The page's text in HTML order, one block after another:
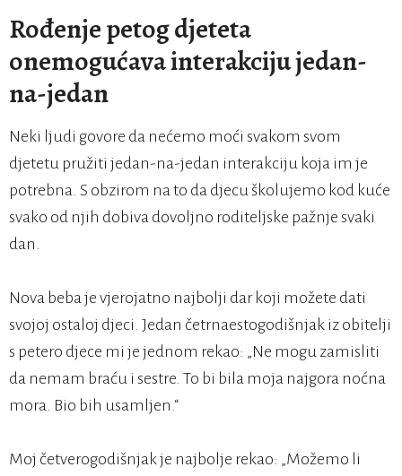
Rođenje petog djeteta
onemogućava interakciju jedan-
na-jedan
Neki ljudi govore da nećemo moći svakom svom
djetetu pružiti jedan-na-jedan interakciju koja im je
potrebna. S obzirom na to da djecu školujemo kod kuće
svako od njih dobiva dovoljno roditeljske pažnje svaki
dan.
Nova beba je vjerojatno najbolji dar koji možete dati
svojoj ostaloj djeci. Jedan četrnaestogodišnjak iz obitelji
s petero djece mi je jednom rekao: „Ne mogu zamisliti
da nemam braću i sestre. To bi bila moja najgora noćna
mora. Bio bih usamljen.“
Moj četverogodišnjak je najbolje rekao: „Možemo li